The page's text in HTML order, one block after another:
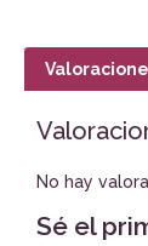
No hay
Sé el